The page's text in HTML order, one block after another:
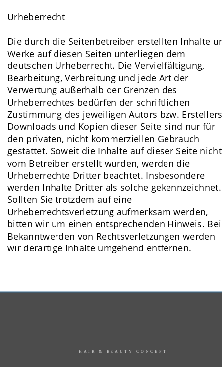
HAIR & BEAUTY CONCEPT
Urheberrecht
Die durch die Seitenbetreiber erstellten Inhalte
Werke auf diesen Seiten unterliegen dem
deutschen Urheberrecht. Die Vervielfältigung,
Bearbeitung, Verbreitung und jede Art der
Verwertung außerhalb der Grenzen des
Urheberrechtes bedürfen der schriftlichen
Zustimmung des jeweiligen Autors bzw.
Downloads und Kopien dieser Seite sind nur für
den privaten, nicht kommerziellen Gebrauch
gestattet. Soweit die Inhalte auf dieser Seite
vom Betreiber erstellt wurden, werden die
Urheberrechte Dritter beachtet. Insbesondere
werden Inhalte Dritter als solche
Sollten Sie trotzdem auf eine
Urheberrechtsverletzung aufmerksam werden,
bitten wir um einen entsprechenden Hinweis.
Bekanntwerden von Rechtsverletzungen werden
wir derartige Inhalte umgehend entfernen.